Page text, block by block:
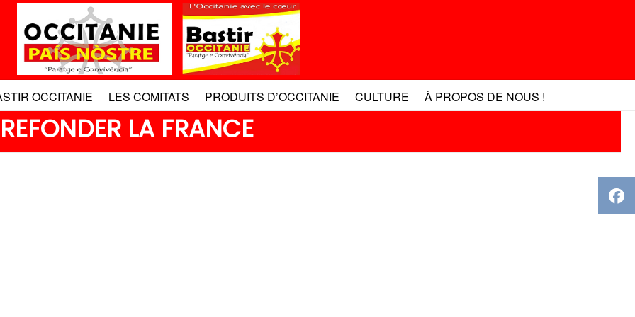
OCCITANIE LES COMITATS PRODUITS D’OCCITANIE CULTURE À PROPOS DE NOUS !
LA FRANCE